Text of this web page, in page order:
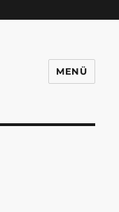
MENÜ